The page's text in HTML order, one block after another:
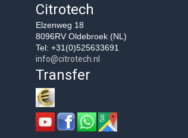
Citrotech
Elzenweg 18
8096RV Oldebroek (NL)
Tel: +31(0)525633691
info@citrotech.nl
Transfer